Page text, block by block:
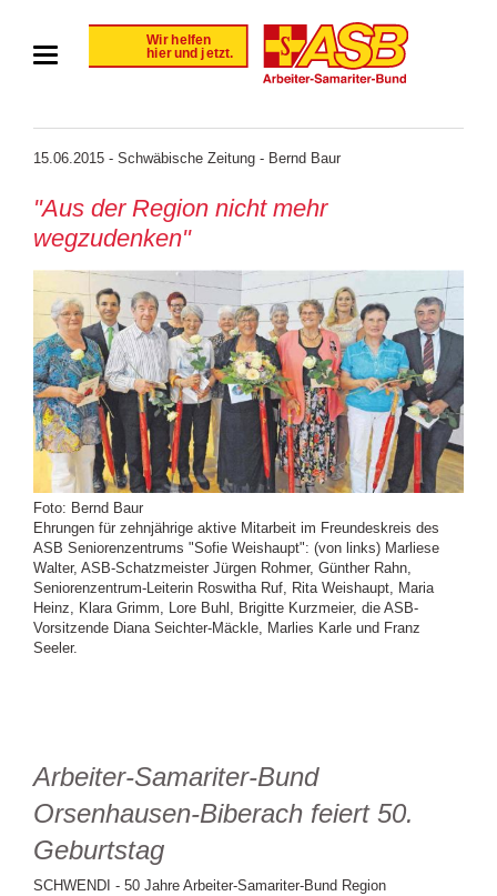
15.06.2015 - Schwäbische Zeitung - Bernd Baur
"Aus der Region nicht mehr
wegzudenken"
Foto: Bernd Baur
Ehrungen für zehnjährige aktive Mitarbeit im Freundeskreis des
ASB Seniorenzentrums "Sofie Weishaupt": (von links) Marliese
Walter, ASB-Schatzmeister Jürgen Rohmer, Günther Rahn,
Seniorenzentrum-Leiterin Roswitha Ruf, Rita Weishaupt, Maria
Heinz, Klara Grimm, Lore Buhl, Brigitte Kurzmeier, die ASB-
Vorsitzende Diana Seichter-Mäckle, Marlies Karle und Franz
Seeler.
Arbeiter-Samariter-Bund
Orsenhausen-Biberach feiert 50.
Geburtstag
SCHWENDI - 50 Jahre Arbeiter-Samariter-Bund Region